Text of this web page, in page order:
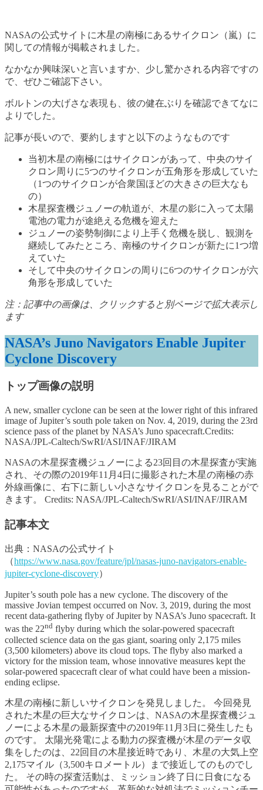
NASAの公式サイトに木星の南極にあるサイクロン（嵐）に
関しての情報が掲載されました。
なかなか興味深いと言いますか、少し驚かされる内容ですの
で、ぜひご確認下さい。
ボルトンの大げさな表現も、彼の健在ぶりを確認できてなに
よりでした。
記事が長いので、要約しますと以下のようなものです
当初木星の南極にはサイクロンがあって、中央のサイ
クロン周りに5つのサイクロンが五角形を形成していた
（1つのサイクロンが合衆国ほどの大きさの巨大なも
の）
木星探査機ジュノーの軌道が、木星の影に入って太陽
電池の電力が途絶える危機を迎えた
ジュノーの姿勢制御により上手く危機を脱し、観測を
継続してみたところ、南極のサイクロンが新たに1つ増
えていた
そして中央のサイクロンの周りに6つのサイクロンが六
角形を形成していた
注：記事中の画像は、クリックすると別ページで拡大表示し
ます
NASA’s Juno Navigators Enable Jupiter
Cyclone Discovery
トップ画像の説明
A new, smaller cyclone can be seen at the lower right of this infrared
image of Jupiter’s south pole taken on Nov. 4, 2019, during the 23rd
science pass of the planet by NASA’s Juno spacecraft.Credits:
NASA/JPL-Caltech/SwRI/ASI/INAF/JIRAM
NASAの木星探査機ジュノーによる23回目の木星探査が実施
され、その際の2019年11月4日に撮影された木星の南極の赤
外線画像に、右下に新しい小さなサイクロンを見ることがで
きます。 Credits: NASA/JPL-Caltech/SwRI/ASI/INAF/JIRAM
記事本文
出典：NASAの公式サイト
（https://www.nasa.gov/feature/jpl/nasas-juno-navigators-enable-
jupiter-cyclone-discovery）
Jupiter’s south pole has a new cyclone. The discovery of the
massive Jovian tempest occurred on Nov. 3, 2019, during the most
recent data-gathering flyby of Jupiter by NASA’s Juno spacecraft. It
was the 22nd flyby during which the solar-powered spacecraft
collected science data on the gas giant, soaring only 2,175 miles
(3,500 kilometers) above its cloud tops. The flyby also marked a
victory for the mission team, whose innovative measures kept the
solar-powered spacecraft clear of what could have been a mission-
ending eclipse.
木星の南極に新しいサイクロンを発見しました。 今回発見
された木星の巨大なサイクロンは、NASAの木星探査機ジュ
ノーによる木星の最新探査中の2019年11月3日に発生したも
のです。 太陽光発電による動力の探査機が木星のデータ収
集をしたのは、22回目の木星接近時であり、木星の大気上空
2,175マイル（3,500キロメートル）まで接近してのものでし
た。 その時の探査活動は、ミッション終了日に日食になる